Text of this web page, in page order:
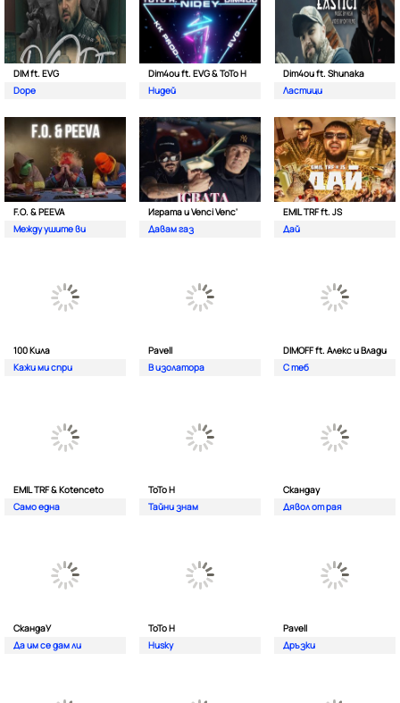
DIM ft. EVG
Dope
Dim4ou ft. EVG & ToTo H
Нидей
Dim4ou ft. Shunaka
Ластици
F.O. & PEEVA
Между ушите ви
Играта и Venci Venc'
Давам газ
EMIL TRF ft. JS
Дай
100 Кила
Кажи ми спри
Pavell
В изолатора
DIMOFF ft. Алекс и Влади
С теб
EMIL TRF & Kotenceto
Само една
ТоТо Н
Тайни знам
Скандау
Дявол от рая
СкандаУ
Да им се дам ли
ToTo H
Husky
Pavell
Дръзки